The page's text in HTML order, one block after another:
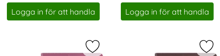
Art. nr 16817
Logga in för att handla
Art. nr 16818
Logga in för att handla
Markera samsung Galaxy Tab A7